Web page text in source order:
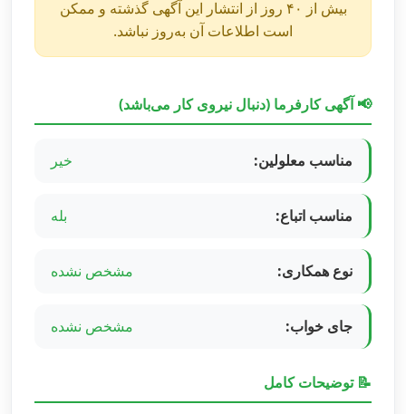
بیش از ۴۰ روز از انتشار این آگهی گذشته و ممکن
است اطلاعات آن به‌روز نباشد.
📢 آگهی کارفرما (دنبال نیروی کار می‌باشد)
مناسب معلولین: خیر
مناسب اتباع: بله
نوع همکاری: مشخص نشده
جای خواب: مشخص نشده
📝 توضیحات کامل